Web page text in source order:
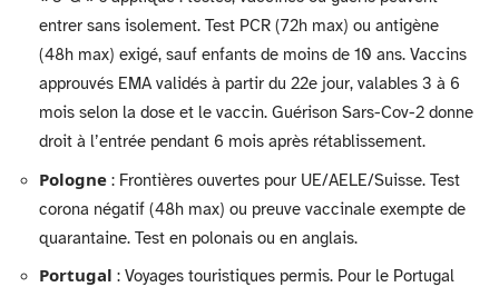
entrer sans isolement. Test PCR (72h max) ou antigène
(48h max) exigé, sauf enfants de moins de 10 ans. Vaccins
approuvés EMA validés à partir du 22e jour, valables 3 à 6
mois selon la dose et le vaccin. Guérison Sars-Cov-2 donne
droit à l’entrée pendant 6 mois après rétablissement.
Pologne : Frontières ouvertes pour UE/AELE/Suisse. Test
corona négatif (48h max) ou preuve vaccinale exempte de
quarantaine. Test en polonais ou en anglais.
Portugal : Voyages touristiques permis. Pour le Portugal